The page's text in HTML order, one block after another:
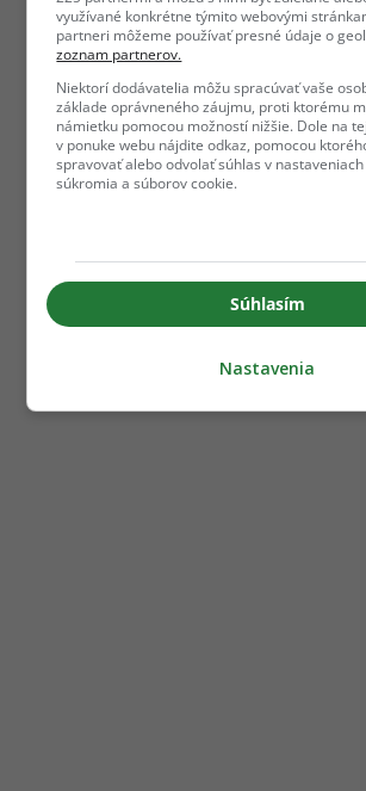
využívané konkrétne týmito webovými
partneri môžeme používať presné údaje o
zoznam partnerov.
Niektorí dodávatelia môžu spracúvať vaše
základe oprávneného záujmu, proti ktorému
námietku pomocou možností nižšie. Dole na
v ponuke webu nájdite odkaz, pomocou
spravovať alebo odvolať súhlas v
súkromia a súborov cookie.
Súhlasím
Nastavenia